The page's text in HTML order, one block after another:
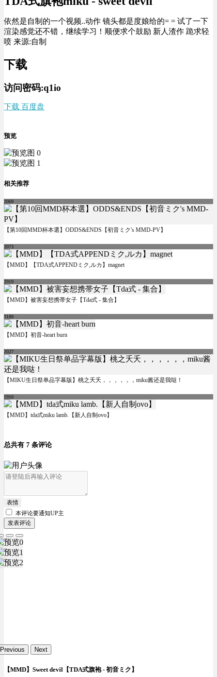
依然是自制的一个视频..动作 镜头都是度娘给的= = 试了一下
渲染感觉还不错，继续学习！顺便求个鼓励 新人渣作 跪求轻
喷 来源:自制
下载
访问密码:q1io
下载 百度盘
预览
相关推荐
2069
【第10回MMD杯本選】ODDS&ENDS【初音ミク's MMD-PV】
2073
【MMD】【TDA式APPENDミク,ルカ】magnet
2919
【MMD】被害妄想携帯女子【Tda式 - 集合】
3189
【MMD】初音-heart burn
2027
【MIKU生日祭单品字幕版】桃之夭夭，，，，，，miku酱还是我哒！
1910
【MMD】tda式miku lamb.【新人自制ovo】
总共有 7 条评论
表情
本评论要通知UP主
发表评论
Previous Next
【MMD】Sweet devil【TDA式旗袍 - 初音ミク】